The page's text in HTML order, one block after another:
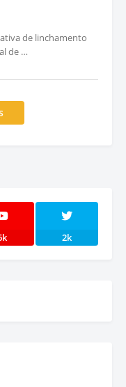
de linchamento
de …
2k